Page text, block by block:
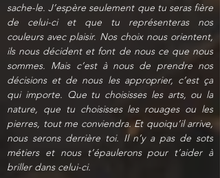
sache-le. J’espère seulement que tu seras fière
de celui-ci et que tu représenteras nos
couleurs avec plaisir. Nos choix nous orientent,
ils nous décident et font de nous ce que nous
sommes. Mais c’est à nous de prendre nos
décisions et de nous les approprier, c’est ça
qui importe. Que tu choisisses les arts, ou la
nature, que tu choisisses les rouages ou les
pierres, tout me conviendra. Et quoiqu’il arrive,
nous serons derrière toi. Il n’y a pas de sots
métiers et nous t’épaulerons pour t’aider à
briller dans celui-ci.